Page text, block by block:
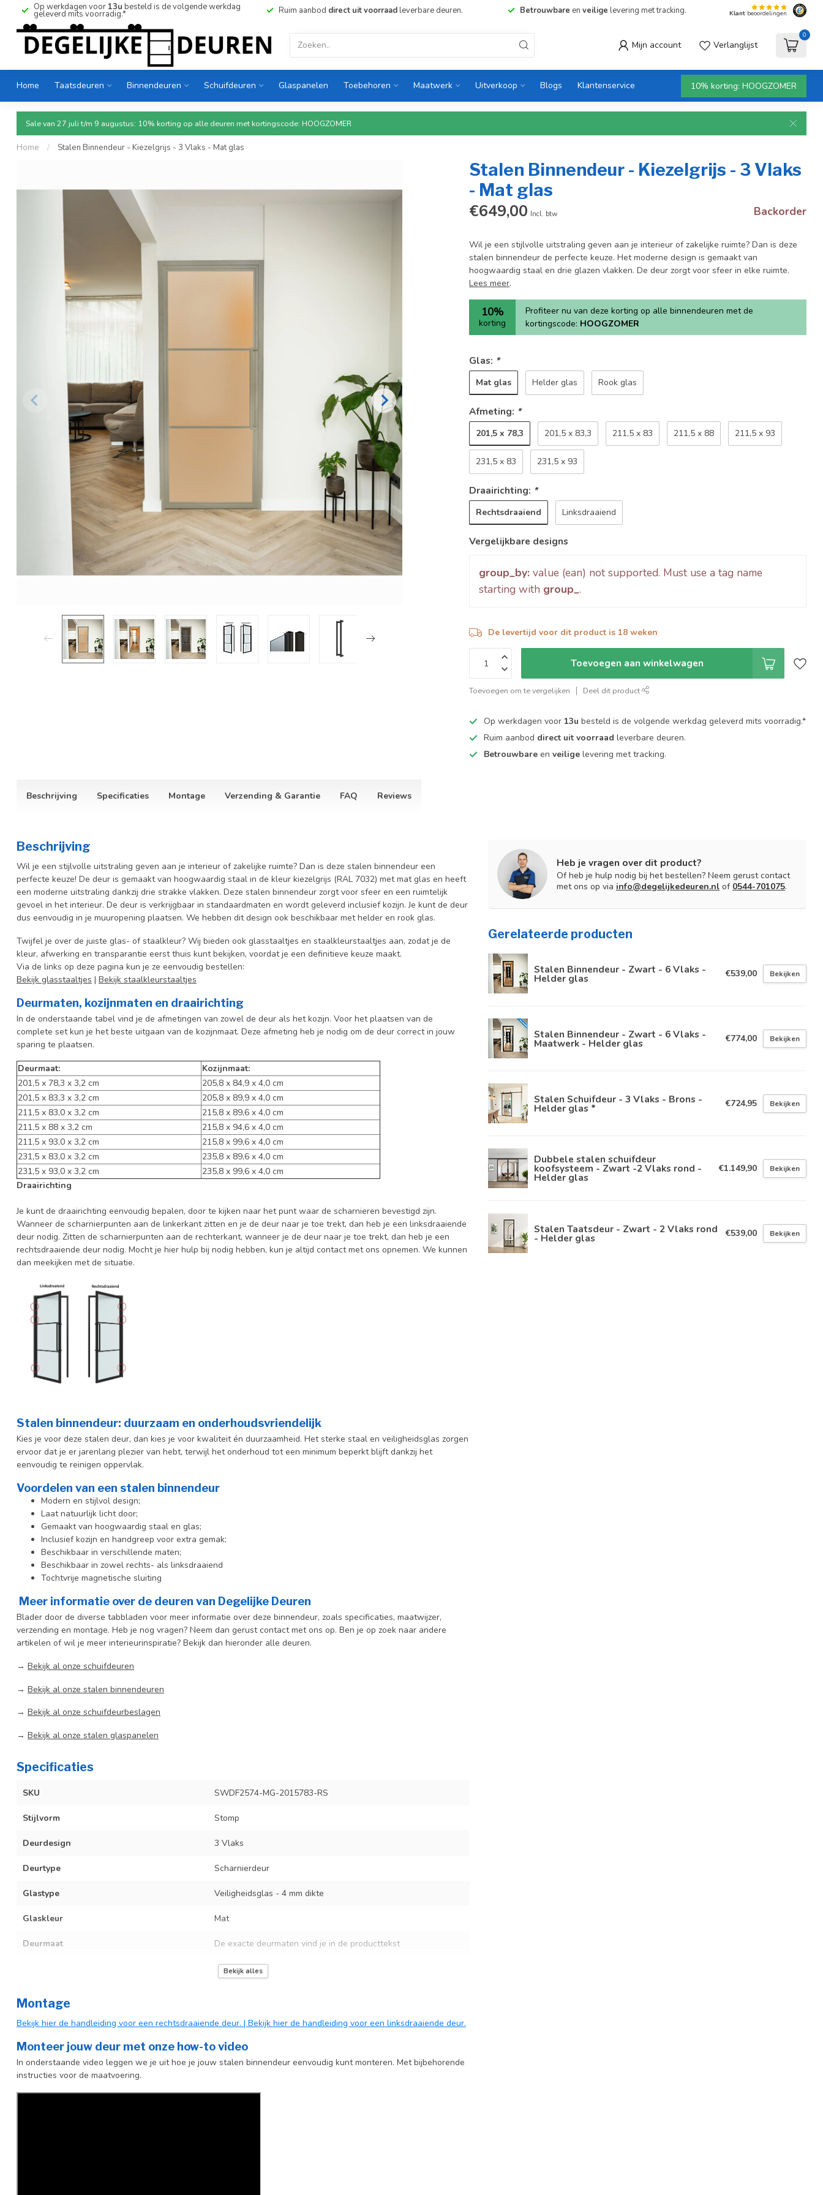
Op werkdagen voor 13u besteld is de volgende werkdag
geleverd mits voorradig.* Ruim aanbod direct uit voorraadleverbare deuren. Betrouwbare en veilige levering met tracking. Klant beoordelingen
Mijn account Verlanglijst
0
Home Taatsdeuren Binnendeuren Schuifdeuren Glaspanelen Toebehoren Maatwerk Uitverkoop Blogs Klantenservice 10% korting: HOOGZOMER
Sale van 27 juli t/m 9 augustus: 10% korting op alle deuren met kortingscode: HOOGZOMER
Home / Stalen Binnendeur - Kiezelgrijs - 3 Vlaks - Mat glas
Stalen Binnendeur - Kiezelgrijs - 3 Vlaks
- Mat glas
€649,00 Incl. btw Backorder
Wil je een stijlvolle uitstraling geven aan je interieur of zakelijke ruimte? Dan is deze
stalen binnendeur de perfecte keuze. Het moderne design is gemaakt van
hoogwaardig staal en drie glazen vlakken. De deur zorgt voor sfeer in elke ruimte.
Lees meer.
10%
korting
Profiteer nu van deze korting op alle binnendeuren met de
kortingscode: HOOGZOMER
Glas: *
Mat glas Helder glas Rook glas
Afmeting: *
201,5 x 78,3 201,5 x 83,3 211,5 x 83 211,5 x 88 211,5 x 93
231,5 x 83 231,5 x 93
Draairichting: *
Rechtsdraaiend Linksdraaiend
Vergelijkbare designs
group_by: value (ean) not supported. Must use a tag name
starting with group_.
De levertijd voor dit product is 18 weken
Toevoegen aan winkelwagen
Toevoegen om te vergelijken Deel dit product
Op werkdagen voor 13u besteld is de volgende werkdag geleverd mits voorradig.*
Ruim aanbod direct uit voorraad leverbare deuren.
Betrouwbare enveiligelevering met tracking.
Beschrijving Specificaties Montage Verzending & Garantie FAQ Reviews
Beschrijving
Wil je een stijlvolle uitstraling geven aan je interieur of zakelijke ruimte? Dan is deze stalen binnendeur een
perfecte keuze! De deur is gemaakt van hoogwaardig staal in de kleur kiezelgrijs (RAL 7032) met mat glas en heeft
een moderne uitstraling dankzij drie strakke vlakken. Deze stalen binnendeur zorgt voor sfeer en een ruimtelijk
gevoel in het interieur. De deur is verkrijgbaar in standaardmaten en wordt geleverd inclusief kozijn. Je kunt de deur
dus eenvoudig in je muuropening plaatsen. We hebben dit design ook beschikbaar met helder en rook glas.
Twijfel je over de juiste glas- of staalkleur? Wij bieden ook glasstaaltjes en staalkleurstaaltjes aan, zodat je de
kleur, afwerking en transparantie eerst thuis kunt bekijken, voordat je een definitieve keuze maakt.
Via de links op deze pagina kun je ze eenvoudig bestellen:
Bekijk glasstaaltjes | Bekijk staalkleurstaaltjes
Deurmaten, kozijnmaten en draairichting
In de onderstaande tabel vind je de afmetingen van zowel de deur als het kozijn. Voor het plaatsen van de
complete set kun je het beste uitgaan van de kozijnmaat. Deze afmeting heb je nodig om de deur correct in jouw
sparing te plaatsen.
Deurmaat:
Kozijnmaat:
201,5 x 78,3 x 3,2 cm
205,8 x 84,9 x 4,0 cm
201,5 x 83,3 x 3,2 cm
205,8 x 89,9 x 4,0 cm
211,5 x 83,0 x 3,2 cm
215,8 x 89,6 x 4,0 cm
211,5 x 88 x 3,2 cm
215,8 x 94,6 x 4,0 cm
211,5 x 93,0 x 3,2 cm
215,8 x 99,6 x 4,0 cm
231,5 x 83,0 x 3,2 cm
235,8 x 89,6 x 4,0 cm
231,5 x 93,0 x 3,2 cm
235,8 x 99,6 x 4,0 cm
Draairichting
Je kunt de draairichting eenvoudig bepalen, door te kijken naar het punt waar de scharnieren bevestigd zijn.
Wanneer de scharnierpunten aan de linkerkant zitten en je de deur naar je toe trekt, dan heb je een linksdraaiende
deur nodig. Zitten de scharnierpunten aan de rechterkant, wanneer je de deur naar je toe trekt, dan heb je een
rechtsdraaiende deur nodig. Mocht je hier hulp bij nodig hebben, kun je altijd contact met ons opnemen. We kunnen
dan meekijken met de situatie.
Stalen binnendeur: duurzaam en onderhoudsvriendelijk
Kies je voor deze stalen deur, dan kies je voor kwaliteit én duurzaamheid. Het sterke staal en veiligheidsglas zorgen
ervoor dat je er jarenlang plezier van hebt, terwijl het onderhoud tot een minimum beperkt blijft dankzij het
eenvoudig te reinigen oppervlak.
Voordelen van een stalen binnendeur
Modern en stijlvol design;
Laat natuurlijk licht door;
Gemaakt van hoogwaardig staal en glas;
Inclusief kozijn en handgreep voor extra gemak;
Beschikbaar in verschillende maten;
Beschikbaar in zowel rechts- als linksdraaiend
Tochtvrije magnetische sluiting
Meer informatie over de deuren van Degelijke Deuren
Blader door de diverse tabbladen voor meer informatie over deze binnendeur, zoals specificaties, maatwijzer,
verzending en montage. Heb je nog vragen? Neem dan gerust contact met ons op. Ben je op zoek naar andere
artikelen of wil je meer interieurinspiratie? Bekijk dan hieronder alle deuren.
→ Bekijk al onze schuifdeuren
→ Bekijk al onze stalen binnendeuren
→ Bekijk al onze schuifdeurbeslagen
→ Bekijk al onze stalen glaspanelen
Specificaties
SKU SWDF2574-MG-2015783-RS
Stijlvorm Stomp
Deurdesign 3 Vlaks
Deurtype Scharnierdeur
Glastype Veiligheidsglas - 4 mm dikte
Glaskleur Mat
Deurmaat De exacte deurmaten vind je in de producttekst
De exacte kozijnmaten vind je in de producttekst
Afdekkap vloerscharnier (uitsluitend
Incl. zwart kapje
Bekijk alles
Montage
Bekijk hier de handleiding voor een rechtsdraaiende deur. | Bekijk hier de handleiding voor een linksdraaiende deur.
Monteer jouw deur met onze how-to video
In onderstaande video leggen we je uit hoe je jouw stalen binnendeur eenvoudig kunt monteren. Met bijbehorende
instructies voor de maatvoering.
Heb je vragen over dit product?
Of heb je hulp nodig bij het bestellen? Neem gerust contact
met ons op via info@degelijkedeuren.nl of 0544-701075.
Gerelateerde producten
Stalen Binnendeur - Zwart - 6 Vlaks -
Helder glas €539,00 Bekijken
Stalen Binnendeur - Zwart - 6 Vlaks -
Maatwerk - Helder glas €774,00 Bekijken
Stalen Schuifdeur - 3 Vlaks - Brons -
Helder glas * €724,95 Bekijken
Dubbele stalen schuifdeur
koofsysteem - Zwart -2 Vlaks rond -
Helder glas
€1.149,90 Bekijken
Stalen Taatsdeur - Zwart - 2 Vlaks rond
- Helder glas €539,00 Bekijken